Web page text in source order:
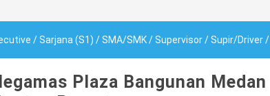
/Sarjana (S1) /SMA/SMK/Supervisor/Supir/Driver/
Plaza Bangunan Medan